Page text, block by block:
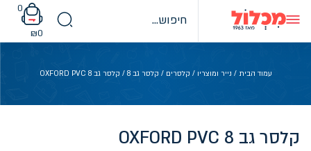
content
0
₪0
עמוד הבית / נייר ומוצריו / קלסרים / קלסר גב 8 / קלסר גב OXFORD PVC 8
קלסר גב OXFORD PVC 8